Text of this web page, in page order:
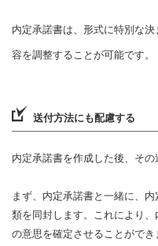
内定承諾書は、形式に特別な
容を調整することが可能です。
送付方法にも配慮する
内定承諾書を作成した後、その
まず、内定承諾書と一緒に、
類を同封します。これにより
の意思を確定させることができ